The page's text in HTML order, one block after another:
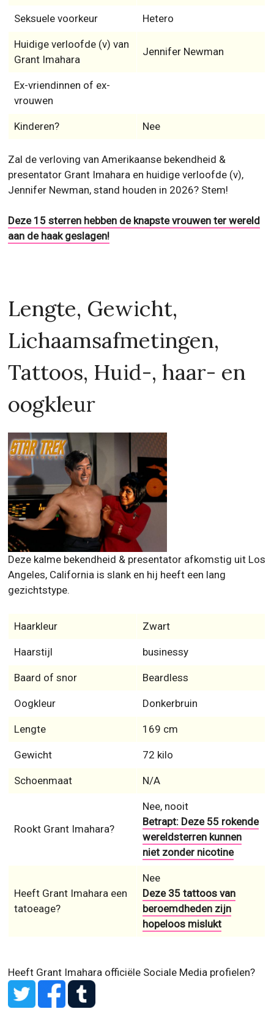
Seksuele voorkeur Hetero
Huidige verloofde (v) van
Grant Imahara
Jennifer Newman
Ex-vriendinnen of ex-
vrouwen
Kinderen? Nee
Zal de verloving van Amerikaanse bekendheid &
presentator Grant Imahara en huidige verloofde (v),
Jennifer Newman, stand houden in 2026? Stem!
Deze 15 sterren hebben de knapste vrouwen ter wereld
aan de haak geslagen!
Lengte, Gewicht,
Lichaamsafmetingen,
Tattoos, Huid-, haar- en
oogkleur
Deze kalme bekendheid & presentator afkomstig uit Los
Angeles, California is slank en hij heeft een lang
gezichtstype.
Haarkleur Zwart
Haarstijl businessy
Baard of snor Beardless
Oogkleur Donkerbruin
Lengte 169 cm
Gewicht 72 kilo
Schoenmaat N/A
Rookt Grant Imahara?
Nee, nooit
Betrapt: Deze 55 rokende
wereldsterren kunnen
niet zonder nicotine
Heeft Grant Imahara een
tatoeage?
Nee
Deze 35 tattoos van
beroemdheden zijn
hopeloos mislukt
Heeft Grant Imahara officiële Sociale Media profielen?